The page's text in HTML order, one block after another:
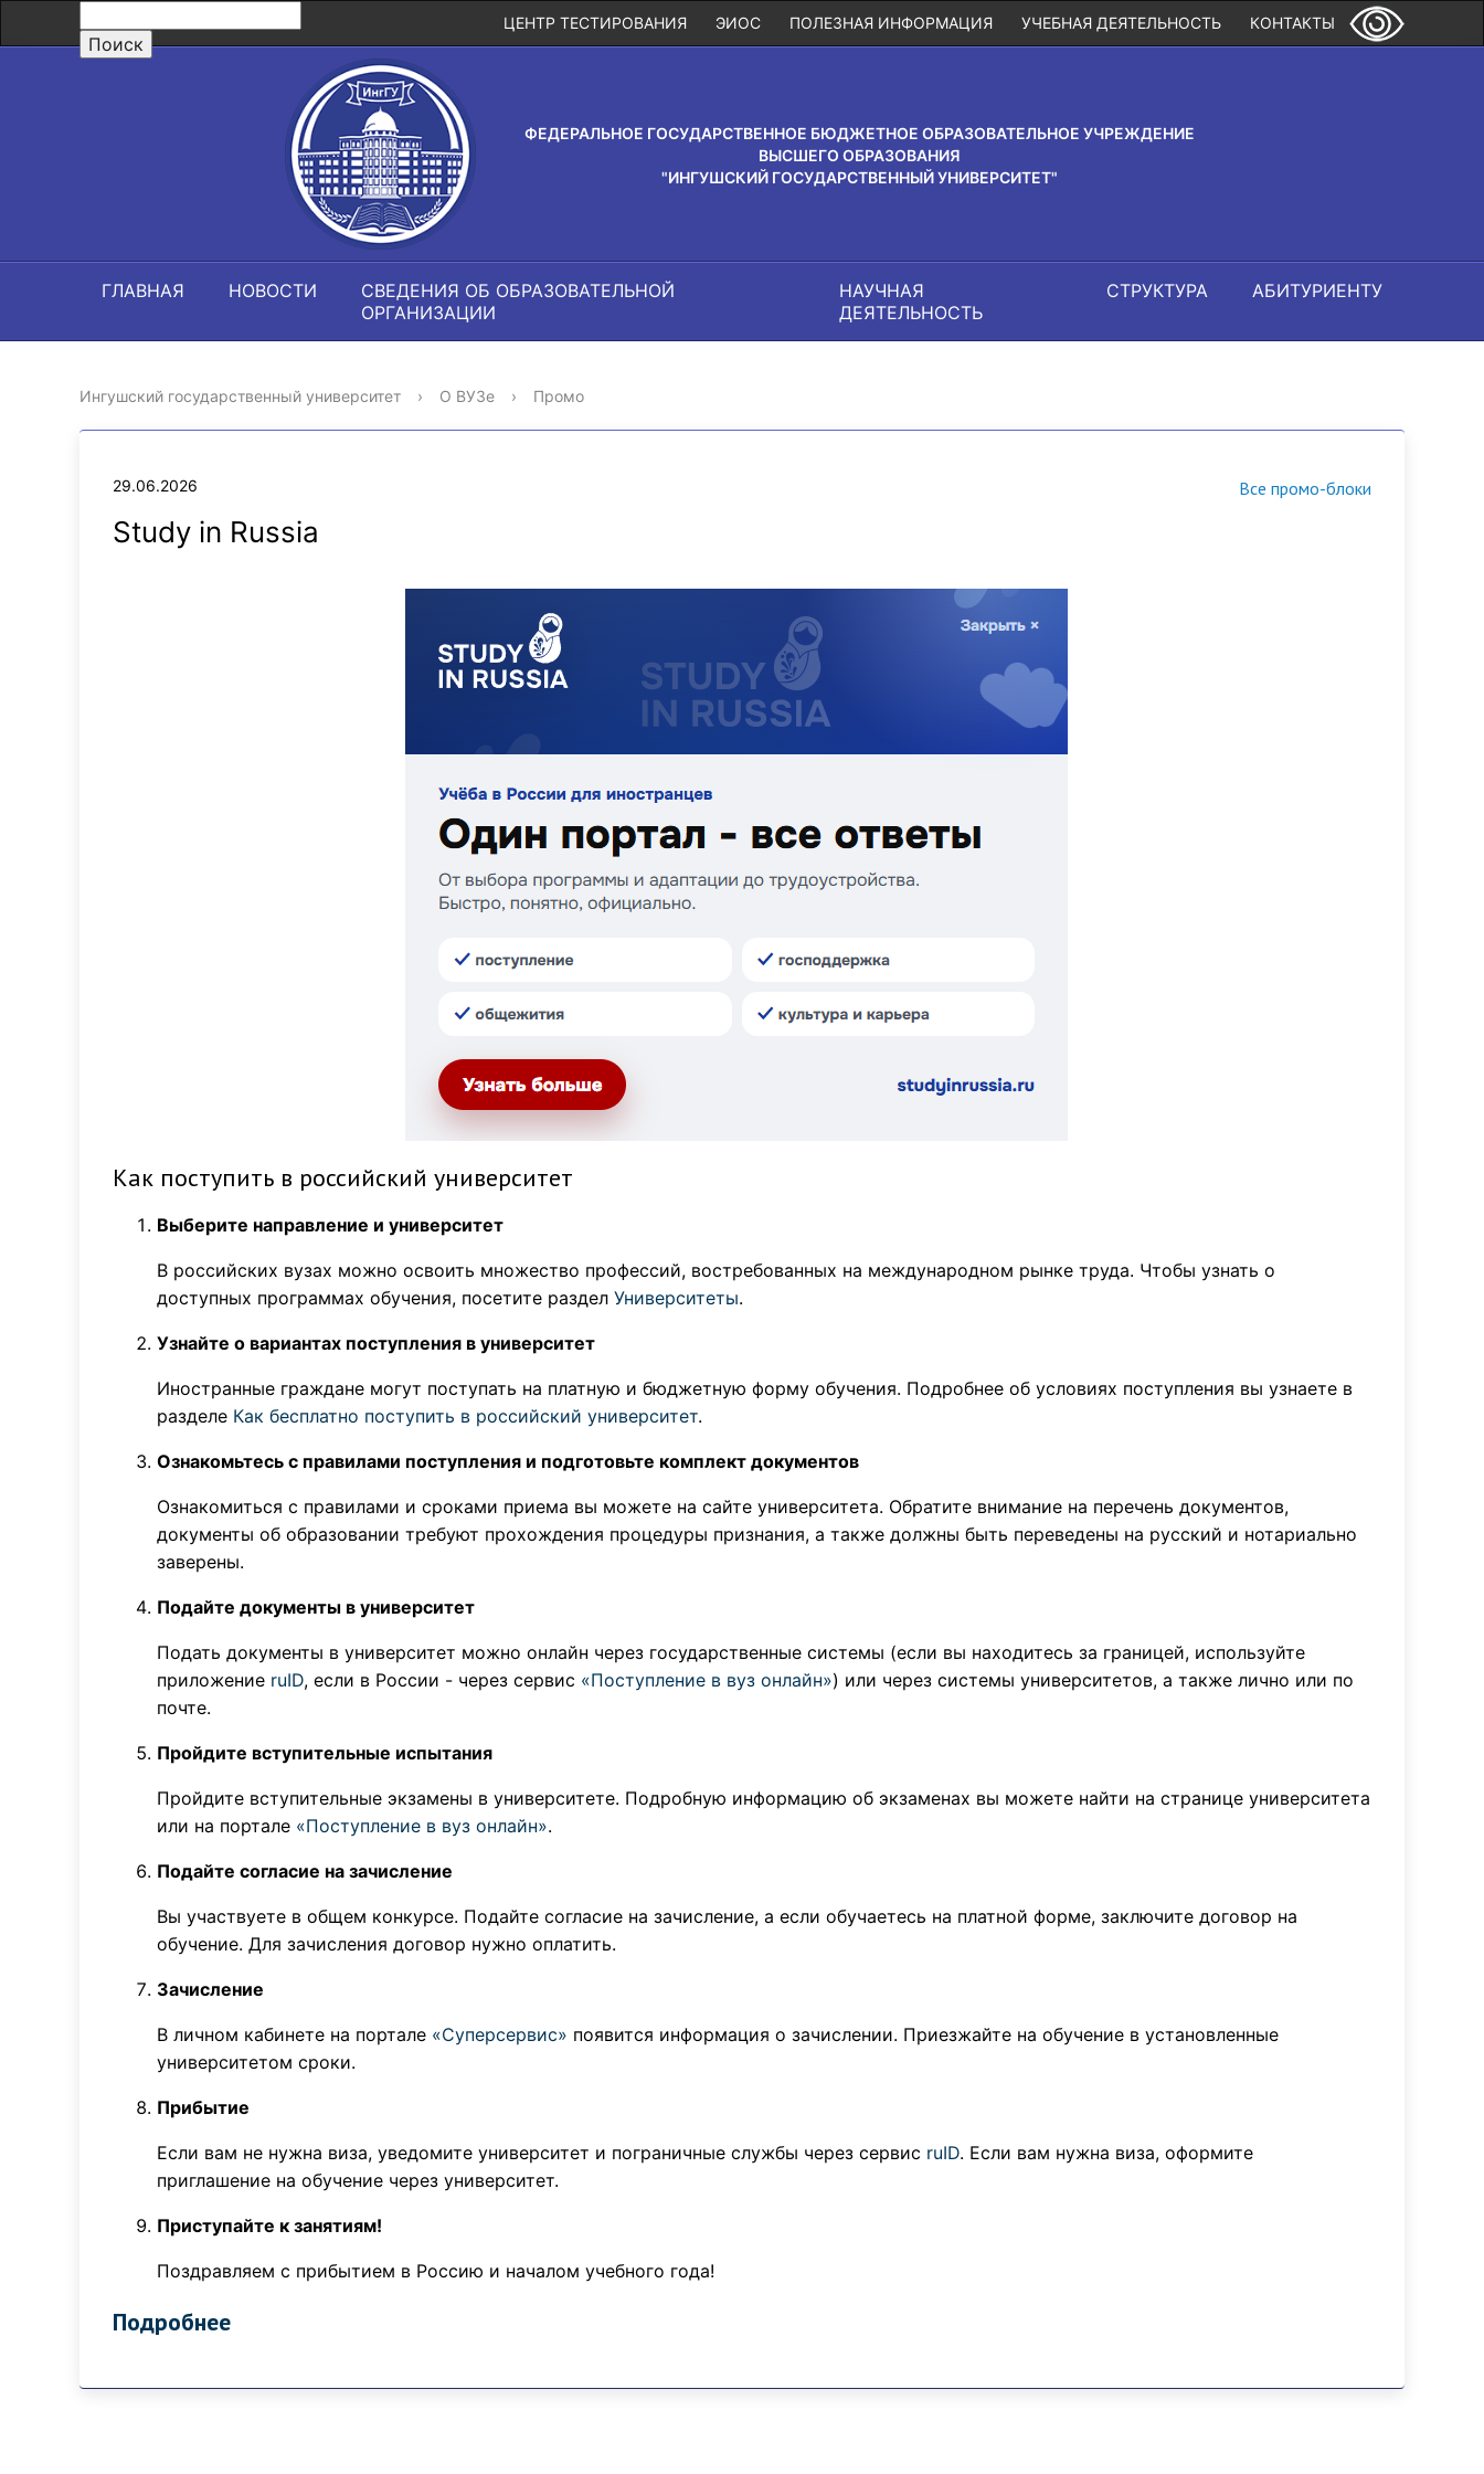
КОНТАКТЫ
УЧЕБНАЯ ДЕЯТЕЛЬНОСТЬ
ПОЛЕЗНАЯ ИНФОРМАЦИЯ
ЭИОС
ЦЕНТР ТЕСТИРОВАНИЯ
ФЕДЕРАЛЬНОЕ ГОСУДАРСТВЕННОЕ БЮДЖЕТНОЕ ОБРАЗОВАТЕЛЬНОЕ УЧРЕЖДЕНИЕ
ВЫСШЕГО ОБРАЗОВАНИЯ
"ИНГУШСКИЙ ГОСУДАРСТВЕННЫЙ УНИВЕРСИТЕТ"
ГЛАВНАЯ НОВОСТИ
СВЕДЕНИЯ ОБ ОБРАЗОВАТЕЛЬНОЙ
ОРГАНИЗАЦИИ
НАУЧНАЯ
ДЕЯТЕЛЬНОСТЬ
СТРУКТУРА АБИТУРИЕНТУ
Ингушский государственный университет › О ВУЗе › Промо
29.06.2026 Все промо-блоки
Study in Russia
Как поступить в российский университет
Выберите направление и университет
В российских вузах можно освоить множество профессий, востребованных на международном рынке труда. Чтобы узнать о
доступных программах обучения, посетите раздел Университеты.
Узнайте о вариантах поступления в университет
Иностранные граждане могут поступать на платную и бюджетную форму обучения. Подробнее об условиях поступления вы узнаете в
разделе Как бесплатно поступить в российский университет.
Ознакомьтесь с правилами поступления и подготовьте комплект документов
Ознакомиться с правилами и сроками приема вы можете на сайте университета. Обратите внимание на перечень документов,
документы об образовании требуют прохождения процедуры признания, а также должны быть переведены на русский и нотариально
заверены.
Подайте документы в университет
Подать документы в университет можно онлайн через государственные системы (если вы находитесь за границей, используйте
приложение ruID, если в России - через сервис «Поступление в вуз онлайн») или через системы университетов, а также лично или по
почте.
Пройдите вступительные испытания
Пройдите вступительные экзамены в университете. Подробную информацию об экзаменах вы можете найти на странице университета
или на портале «Поступление в вуз онлайн».
Подайте согласие на зачисление
Вы участвуете в общем конкурсе. Подайте согласие на зачисление, а если обучаетесь на платной форме, заключите договор на
обучение. Для зачисления договор нужно оплатить.
Зачисление
В личном кабинете на портале «Суперсервис» появится информация о зачислении. Приезжайте на обучение в установленные
университетом сроки.
Прибытие
Если вам не нужна виза, уведомите университет и пограничные службы через сервис ruID. Если вам нужна виза, оформите
приглашение на обучение через университет.
Приступайте к занятиям!
Поздравляем с прибытием в Россию и началом учебного года!
Подробнее